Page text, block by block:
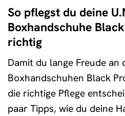
So pflegst du deine
Boxhandschuhe
richtig
Damit du lange Freude an
Boxhandschuhen Black
die richtige Pflege
paar Tipps, wie du deine